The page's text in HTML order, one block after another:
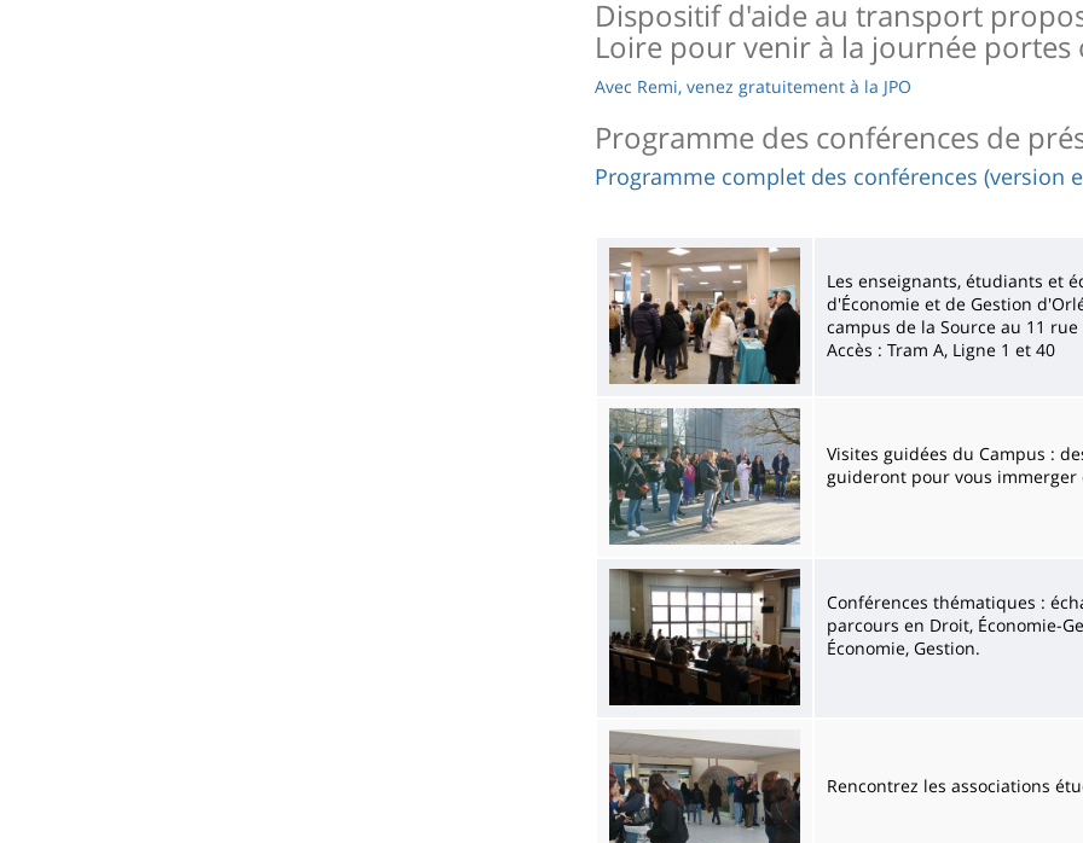
Dispositif d'aide au transport
Loire pour venir à la journée portes
Avec Remi, venez gratuitement à la JPO
Programme des conférences de
Programme complet des conférences (version
Imagen
Les enseignants, étudiants et
d'Économie et de Gestion
campus de la Source au 11 rue
Accès : Tram A, Ligne 1 et 40
Imagen
Visites guidées du Campus :
guideront pour vous immerger
Imagen
Conférences thématiques :
parcours en Droit, Économie-
Économie, Gestion.
Imagen
Rencontrez les associations